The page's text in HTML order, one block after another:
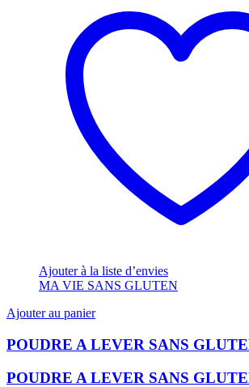
Ajouter à la liste d’envies
MA VIE SANS GLUTEN
Ajouter au panier
POUDRE A LEVER SANS
POUDRE A LEVER SANS